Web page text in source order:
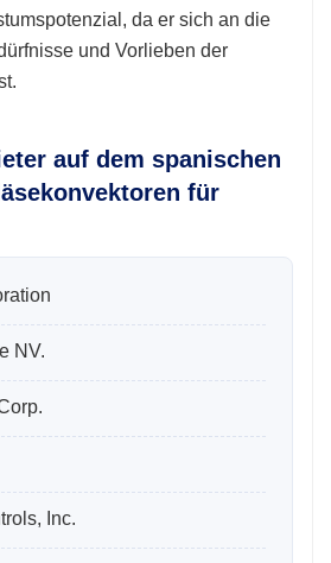
da er sich an die
und Vorlieben der
auf dem spanischen
für
NV.
Inc.